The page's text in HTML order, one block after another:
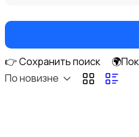
Рыбки
👉 Сохранить поиск
По новизне